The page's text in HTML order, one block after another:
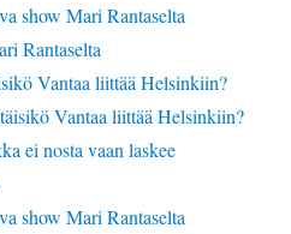
show Mari Rantaselta
Rantaselta
Vantaa liittää Helsinkiin?
Vantaa liittää Helsinkiin?
ei nosta vaan laskee
show Mari Rantaselta